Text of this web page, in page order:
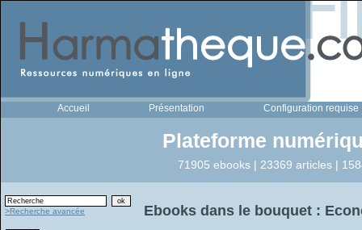
Accueil Présentation Configuration requise
Plateforme
71905 ebooks | 23369 articles |
>Recherche avancée Ebooks dans le bouquet :